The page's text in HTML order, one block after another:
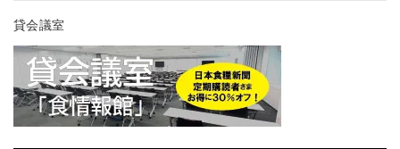
貸会議室